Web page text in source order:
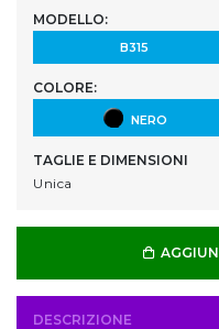
MODELLO:
B315
COLORE:
NERO
TAGLIE E DIMENSIONI
Unica
DESCRIZIONE